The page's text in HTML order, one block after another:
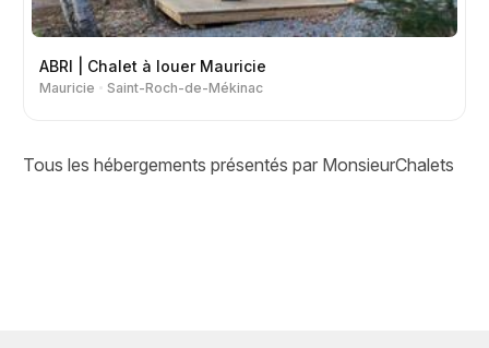
ABRI | Chalet à louer Mauricie
Mauricie Saint-Roch-de-Mékinac
Tous les hébergements présentés par MonsieurChalets